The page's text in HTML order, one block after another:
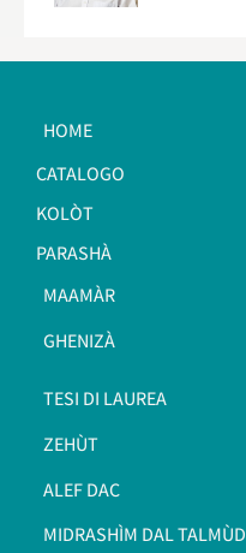
HOME
CATALOGO
KOLÒT
PARASHÀ
MAAMÀR
GHENIZÀ
TESI DI LAUREA
ZEHÙT
ALEF DAC
MIDRASHÌM DAL TALMÙD